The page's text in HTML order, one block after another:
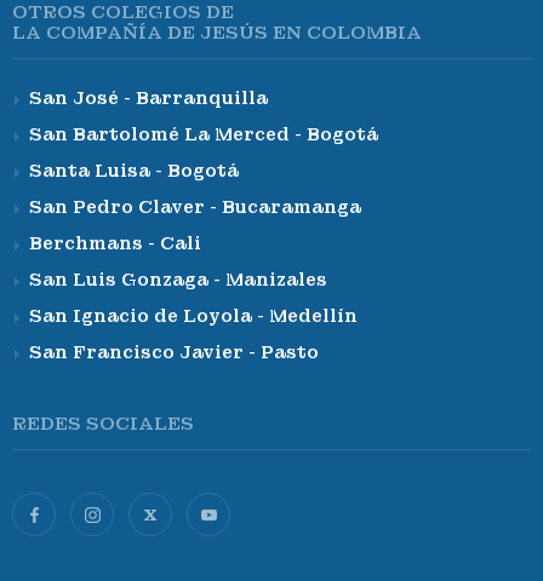
OTROS COLEGIOS DE
LA COMPAÑÍA DE JESÚS EN COLOMBIA
San José - Barranquilla
San Bartolomé La Merced - Bogotá
Santa Luisa - Bogotá
San Pedro Claver - Bucaramanga
Berchmans - Cali
San Luis Gonzaga - Manizales
San Ignacio de Loyola - Medellín
San Francisco Javier - Pasto
REDES SOCIALES
X